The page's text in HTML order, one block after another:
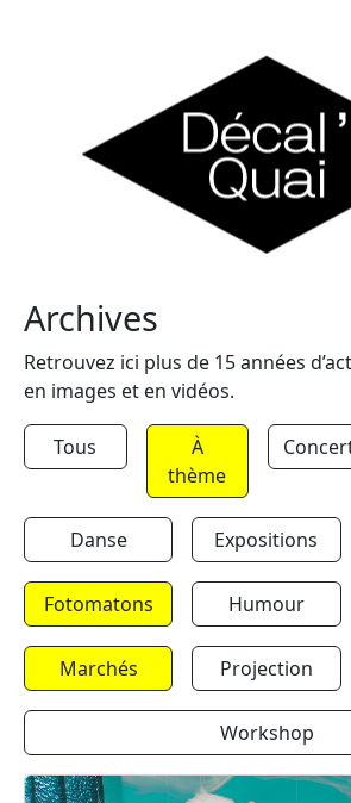
Archives
Retrouvez ici plus de 15 années
en images et en vidéos.
Tous
À
thème
Danse Expositions
Fotomatons Humour
Marchés Projection
Workshop